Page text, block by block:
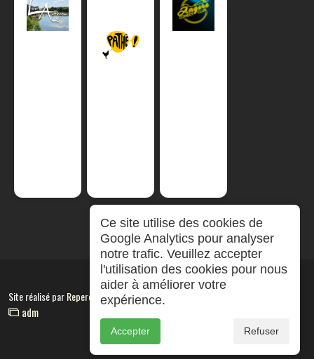
Site réalisé parRepereCom
adm
Ce site utilise des cookies de
Google Analytics pour analyser
notre trafic. Veuillez accepter
l'utilisation des cookies pour nous
aider à améliorer votre
expérience.
Accepter Refuser